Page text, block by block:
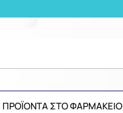
ΠΡΟΪΟΝΤΑ ΣΤΟ ΦΑΡΜΑΚΕΙΟ